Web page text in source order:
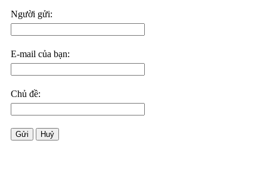
Người gửi:
E-mail của bạn:
Chủ đề:
Gửi Huỷ